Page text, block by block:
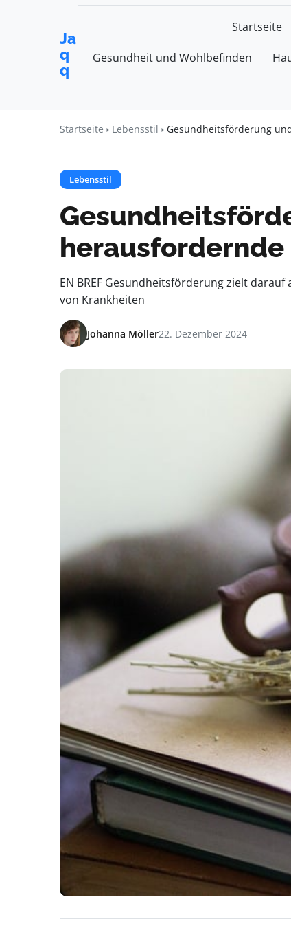
Ja
q
q
Startseite
Gesundheit und Wohlbefinden
Startseite Lebensstil Gesundheitsförderung
Lebensstil
herausfordernde
EN BREF Gesundheitsförderung zielt
von Krankheiten
Johanna Möller22. Dezember 2024